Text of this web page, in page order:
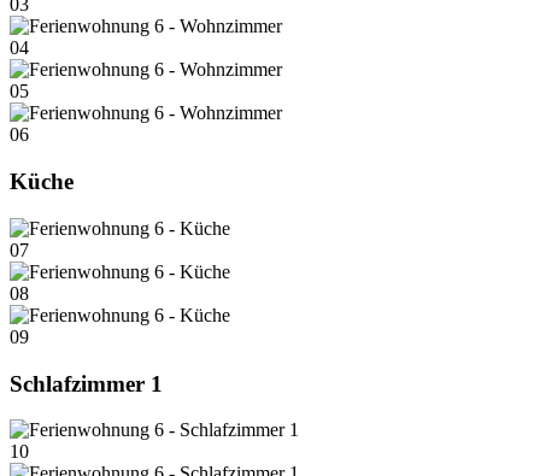
03
04
05
06
Küche
07
08
09
Schlafzimmer 1
10